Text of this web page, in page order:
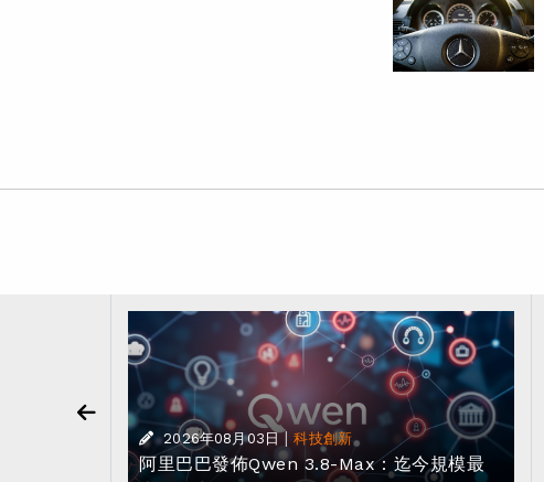
2026年08月03日 | 科技創新
阿里巴巴發佈Qwen 3.8-Max：迄今規模最